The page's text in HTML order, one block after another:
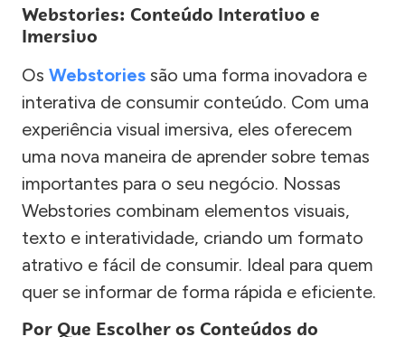
Webstories: Conteúdo Interativo e
Imersivo
Os Webstories são uma forma inovadora e
interativa de consumir conteúdo. Com uma
experiência visual imersiva, eles oferecem
uma nova maneira de aprender sobre temas
importantes para o seu negócio. Nossas
Webstories combinam elementos visuais,
texto e interatividade, criando um formato
atrativo e fácil de consumir. Ideal para quem
quer se informar de forma rápida e eficiente.
Por Que Escolher os Conteúdos do